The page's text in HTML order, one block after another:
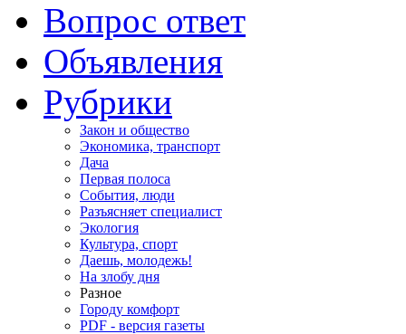
Вопрос ответ
Объявления
Рубрики
Закон и общество
Экономика, транспорт
Дача
Первая полоса
События, люди
Разъясняет специалист
Экология
Культура, спорт
Даешь, молодежь!
На злобу дня
Разное
Городу комфорт
PDF - версия газеты